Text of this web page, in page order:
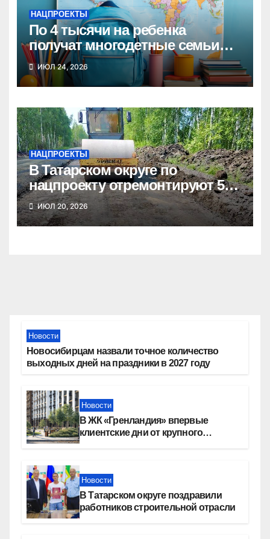
НАЦПРОЕКТЫ
По 4 тысячи на ребенка
получат многодетные семьи
Новосибирской области к
школе
ИЮЛ 24, 2026
НАЦПРОЕКТЫ
В Татарском округе по
нацпроекту отремонтируют 5
километров дорог
ИЮЛ 20, 2026
Новости
Новосибирцам назвали точное количество
выходных дней на праздники в 2027 году
Новости
В ЖК «Гренландия» впервые
клиентские дни от крупного
Новости
В Татарском округе поздравили
работников строительной отрасли